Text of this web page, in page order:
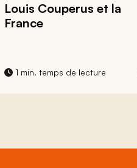
Louis Couperus et la
France
1 min. temps de lecture